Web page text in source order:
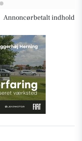
Annoncørbetalt indhold